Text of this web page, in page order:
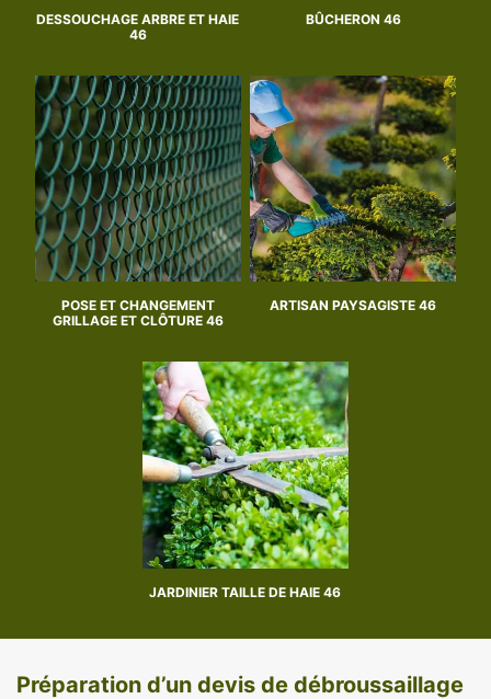
DESSOUCHAGE ARBRE ET HAIE
46
BÛCHERON 46
POSE ET CHANGEMENT
GRILLAGE ET CLÔTURE 46
ARTISAN PAYSAGISTE 46
JARDINIER TAILLE DE HAIE 46
Préparation d’un devis de débroussaillage